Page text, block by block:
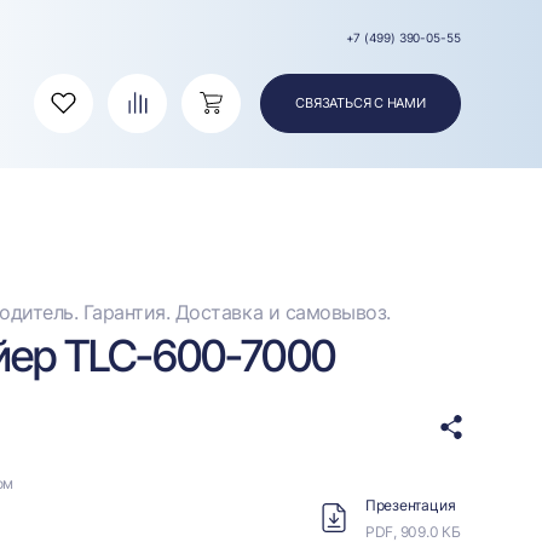
+7 (499) 390-05-55
Избранное СравнениеКорзина СВЯЗАТЬСЯ С НАМИ
Гарантия. Доставка и самовывоз.
TLC-600-7000
Презентация
PDF, 909.0 КБ